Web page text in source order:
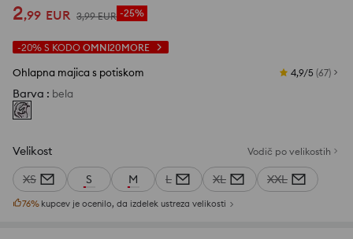
2,99 EUR 3,99 EUR -25%
-20% S KODO OMNI20MORE
Ohlapna majica s potiskom 4,9/5 (67)
Barva : bela
Velikost Vodič po velikostih
XS S M L XL XXL
76% kupcev je ocenilo, da izdelek ustreza velikosti